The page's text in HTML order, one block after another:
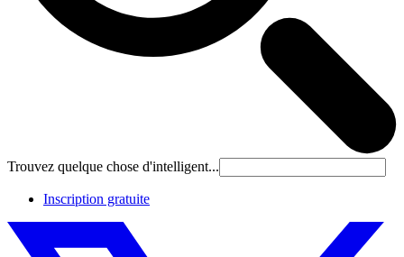
Trouvez quelque chose d'intelligent...
Inscription gratuite